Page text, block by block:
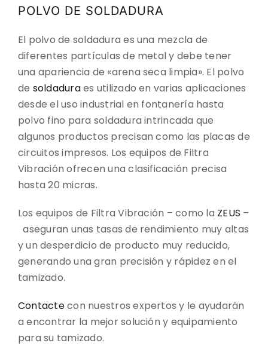
DESCARGAS
POLVO DE SOLDADURA
El polvo de soldadura es una mezcla de
diferentes partículas de metal y debe tener
una apariencia de «arena seca limpia». El polvo
de soldaduraes utilizado en varias aplicaciones
desde el uso industrial en fontanería hasta
polvo fino para soldadura intrincada que
algunos productos precisan como las placas de
circuitos impresos. Los equipos de Filtra
Vibración ofrecen una clasificación precisa
hasta 20 micras.
Los equipos de Filtra Vibración – como la ZEUS –
aseguran unas tasas de rendimiento muy altas
y un desperdicio de producto muy reducido,
generando una gran precisión y rápidez en el
tamizado.
Contactecon nuestros expertos y le ayudarán
a encontrar la mejor solución y equipamiento
para su tamizado.